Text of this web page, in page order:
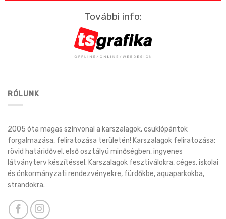
További info:
RÓLUNK
2005 óta magas színvonal a karszalagok, csuklópántok
forgalmazása, feliratozása területén! Karszalagok feliratozása:
rövid határidővel, első osztályú minőségben, ingyenes
látványterv készítéssel. Karszalagok fesztiválokra, céges, iskolai
és önkormányzati rendezvényekre, fürdőkbe, aquaparkokba,
strandokra.